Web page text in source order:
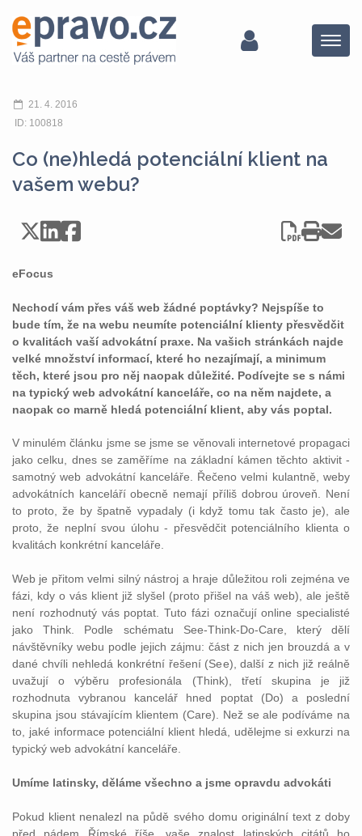
Menu
21. 4. 2016
ID: 100818
Co (ne)hledá potenciální klient na
vašem webu?
eFocus
Nechodí vám přes váš web žádné poptávky? Nejspíše to
bude tím, že na webu neumíte potenciální klienty přesvědčit
o kvalitách vaší advokátní praxe. Na vašich stránkách najde
velké množství informací, které ho nezajímají, a minimum
těch, které jsou pro něj naopak důležité. Podívejte se s námi
na typický web advokátní kanceláře, co na něm najdete, a
naopak co marně hledá potenciální klient, aby vás poptal.
V minulém článku jsme se jsme se věnovali internetové propagaci
jako celku, dnes se zaměříme na základní kámen těchto aktivit -
samotný web advokátní kanceláře. Řečeno velmi kulantně, weby
advokátních kanceláří obecně nemají příliš dobrou úroveň. Není
to proto, že by špatně vypadaly (i když tomu tak často je), ale
proto, že neplní svou úlohu - přesvědčit potenciálního klienta o
kvalitách konkrétní kanceláře.
Web je přitom velmi silný nástroj a hraje důležitou roli zejména ve
fázi, kdy o vás klient již slyšel (proto přišel na váš web), ale ještě
není rozhodnutý vás poptat. Tuto fázi označují online specialisté
jako Think. Podle schématu See-Think-Do-Care, který dělí
návštěvníky webu podle jejich zájmu: část z nich jen brouzdá a v
dané chvíli nehledá konkrétní řešení (See), další z nich již reálně
uvažují o výběru profesionála (Think), třetí skupina je již
rozhodnuta vybranou kancelář hned poptat (Do) a poslední
skupina jsou stávajícím klientem (Care). Než se ale podíváme na
to, jaké informace potenciální klient hledá, udělejme si exkurzi na
typický web advokátní kanceláře.
Umíme latinsky, děláme všechno a jsme opravdu advokáti
Pokud klient nenalezl na půdě svého domu originální text z doby